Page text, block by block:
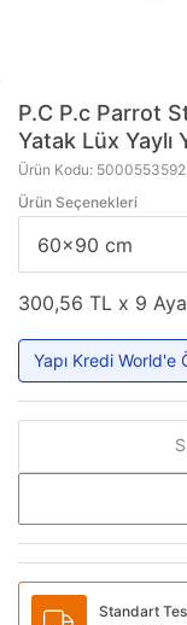
P.C P.c Parrot
Yatak Lüx
Ürün Kodu: 5000553592
Ürün Seçenekleri
300,56 TL x 9
Yapı Kredi
Standart